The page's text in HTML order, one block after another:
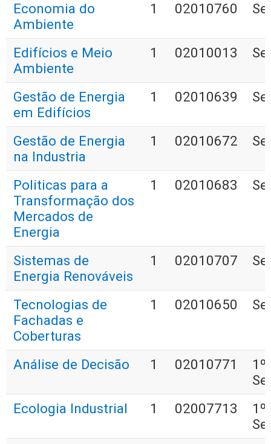
Economia do
Ambiente
1 02010760
Edifícios e Meio
Ambiente
1 02010013
Gestão de Energia
em Edifícios
1 02010639
Gestão de Energia
na Industria
1 02010672
Politicas para a
Transformação dos
Mercados de
Energia
1 02010683
Sistemas de
Energia Renováveis
1 02010707
Tecnologias de
Fachadas e
Coberturas
1 02010650
Análise de Decisão 1 02010771
1º
Ecologia Industrial
1 02007713
1º